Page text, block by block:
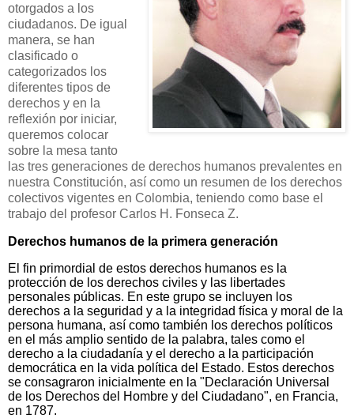
otorgados a los
ciudadanos. De igual
manera, se han
clasificado o
categorizados los
diferentes tipos de
derechos y en la
reflexión por iniciar,
queremos colocar
sobre la mesa tanto
las tres generaciones de derechos humanos prevalentes en
nuestra Constitución, así como un resumen de los derechos
colectivos vigentes en Colombia, teniendo como base el
trabajo del profesor Carlos H. Fonseca Z.
Derechos humanos de la primera generación
El fin primordial de estos derechos humanos es la
protección de los derechos civiles y las libertades
personales públicas. En este grupo se incluyen los
derechos a la seguridad y a la integridad física y moral de la
persona humana, así como también los derechos políticos
en el más amplio sentido de la palabra, tales como el
derecho a la ciudadanía y el derecho a la participación
democrática en la vida política del Estado. Estos derechos
se consagraron inicialmente en la "Declaración Universal
de los Derechos del Hombre y del Ciudadano", en Francia,
en 1787.